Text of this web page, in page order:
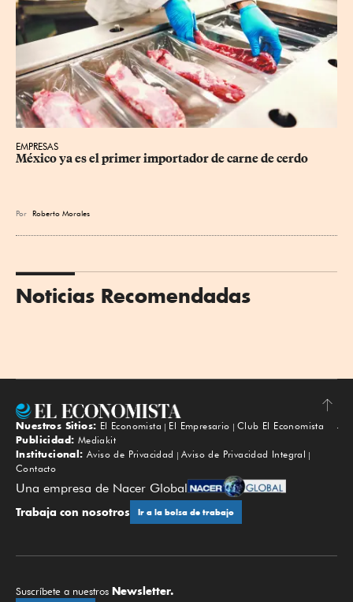
EMPRESAS
México ya es el primer importador de carne de cerdo
Por Roberto Morales
Noticias Recomendadas
Subir
Nuestros Sitios: El Economista El Empresario
Club El Economista
Publicidad: Mediakit
Institucional: Aviso de Privacidad
Aviso de Privacidad Integral
Contacto
Una empresa de Nacer Global
Trabaja con nosotros Ir a la bolsa de trabajo
Suscríbete a nuestros Newsletter.